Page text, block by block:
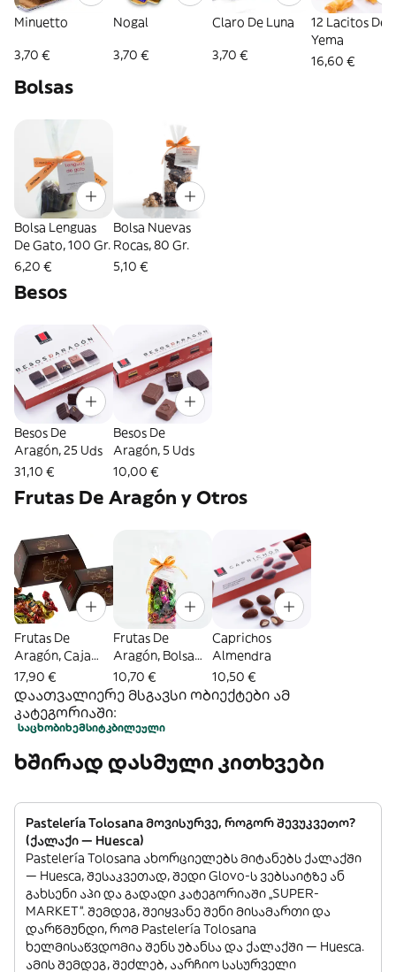
Minuetto
3,70 €
Nogal
3,70 €
Claro De Luna
3,70 €
12 Lacitos De
Yema
16,60 €
Bolsas
Bolsa Lenguas
De Gato, 100 Gr.
6,20 €
Bolsa Nuevas
Rocas, 80 Gr.
5,10 €
Besos
Besos De
Aragón, 25 Uds
31,10 €
Besos De
Aragón, 5 Uds
10,00 €
Frutas De Aragón y Otros
Frutas De
Aragón, Caja
250 Gr.
17,90 €
Frutas De
Aragón, Bolsa
150 Gr.
10,70 €
Caprichos
Almendra
10,50 €
დაათვალიერე მსგავსი ობიექტები ამ
კატეგორიაში:
საცხობიხემსიტკბილეული
ხშირად დასმული კითხვები
Pastelería Tolosana მოვისურვე, როგორ შევუკვეთო?
(ქალაქი — Huesca)
Pastelería Tolosana ახორციელებს მიტანებს ქალაქში
— Huesca, შესაკვეთად, შედი Glovo-ს ვებსაიტზე ან
გახსენი აპი და გადადი კატეგორიაში „SUPER-
MARKET”. შემდეგ, შეიყვანე შენი მისამართი და
დარწმუნდი, რომ Pastelería Tolosana
ხელმისაწვდომია შენს უბანსა და ქალაქში — Huesca.
ამის შემდეგ, შეძლებ, აარჩიო სასურველი